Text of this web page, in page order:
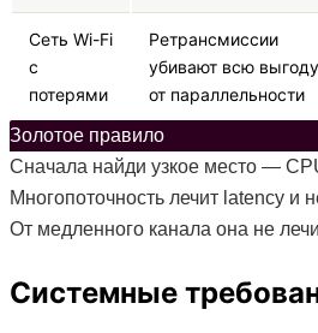
Сеть Wi-Fi
с
потерями
Ретрансмиссии
убивают всю выгоду
от параллельности
Золотое правило
Сначала найди узкое место —
Многопоточность лечит latency и
От медленного канала она не
Системные